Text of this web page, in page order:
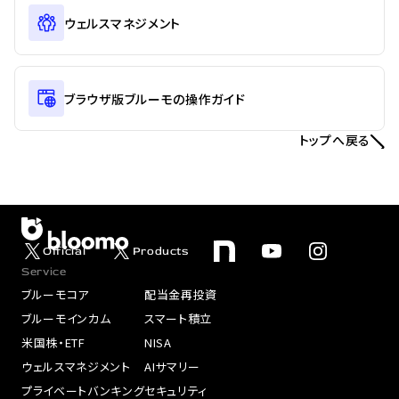
ウェルスマネジメント
ブラウザ版ブルーモの操作ガイド
トップへ戻る
Official
Products
Service
ブルーモコア
ブルーモインカム
米国株・ETF
ウェルスマネジメント
プライベートバンキング
配当金再投資
スマート積立
NISA
AIサマリー
セキュリティ